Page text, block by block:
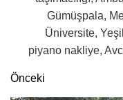
Gümüşpala,
Üniversite,
piyano nakliye,
Önceki